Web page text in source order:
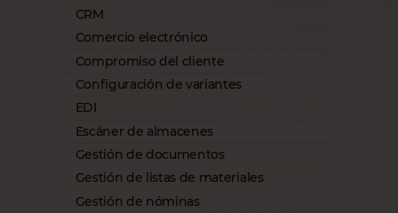
CRM
Comercio electrónico
Compromiso del cliente
Configuración de variantes
EDI
Escáner de almacenes
Gestión de documentos
Gestión de listas de materiales
Gestión de nóminas